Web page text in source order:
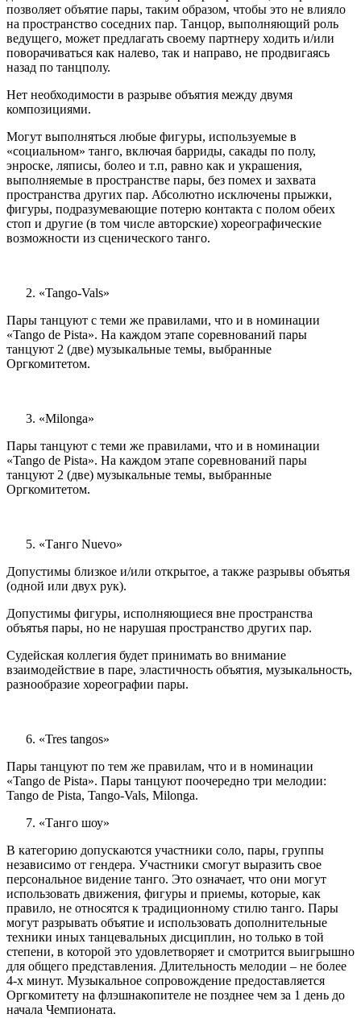
позволяет объятие пары, таким образом, чтобы это не влияло
на пространство соседних пар. Танцор, выполняющий роль
ведущего, может предлагать своему партнеру ходить и/или
поворачиваться как налево, так и направо, не продвигаясь
назад по танцполу.
Нет необходимости в разрыве объятия между двумя
композициями.
Могут выполняться любые фигуры, используемые в
«социальном» танго, включая барриды, сакады по полу,
энроске, ляписы, болео и т.п, равно как и украшения,
выполняемые в пространстве пары, без помех и захвата
пространства других пар. Абсолютно исключены прыжки,
фигуры, подразумевающие потерю контакта с полом обеих
стоп и другие (в том числе авторские) хореографические
возможности из сценического танго.
«Tango-Vals»
Пары танцуют с теми же правилами, что и в номинации
«Tango de Pista». На каждом этапе соревнований пары
танцуют 2 (две) музыкальные темы, выбранные
Оргкомитетом.
«Milonga»
Пары танцуют с теми же правилами, что и в номинации
«Tango de Pista». На каждом этапе соревнований пары
танцуют 2 (две) музыкальные темы, выбранные
Оргкомитетом.
«Танго Nuevo»
Допустимы близкое и/или открытое, а также разрывы объятья
(одной или двух рук).
Допустимы фигуры, исполняющиеся вне пространства
объятья пары, но не нарушая пространство других пар.
Судейская коллегия будет принимать во внимание
взаимодействие в паре, эластичность объятия, музыкальность,
разнообразие хореографии пары.
6. «Tres tangos»
Пары танцуют по тем же правилам, что и в номинации
«Tango de Pista». Пары танцуют поочередно три мелодии:
Tango de Pista, Tango-Vals, Milonga.
7. «Танго шоу»
В категорию допускаются участники соло, пары, группы
независимо от гендера. Участники смогут выразить свое
персональное видение танго. Это означает, что они могут
использовать движения, фигуры и приемы, которые, как
правило, не относятся к традиционному стилю танго. Пары
могут разрывать объятие и использовать дополнительные
техники иных танцевальных дисциплин, но только в той
степени, в которой это удовлетворяет и смотрится выигрышно
для общего представления. Длительность мелодии – не более
4-х минут. Музыкальное сопровождение предоставляется
Оргкомитету на флэшнакопителе не позднее чем за 1 день до
начала Чемпионата.